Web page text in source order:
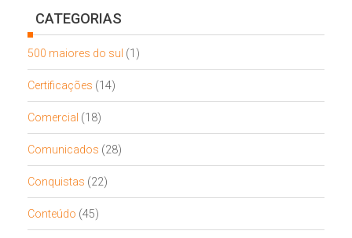
CATEGORIAS
500 maiores do sul (1)
Certificações (14)
Comercial (18)
Comunicados (28)
Conquistas (22)
Conteúdo (45)